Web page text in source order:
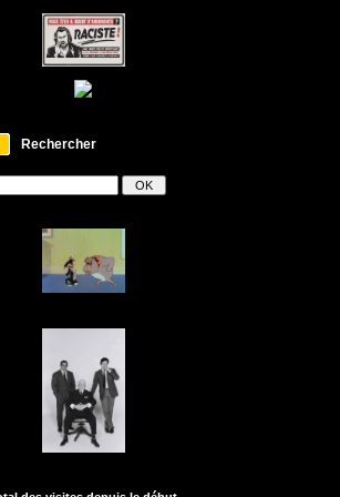
Rechercher